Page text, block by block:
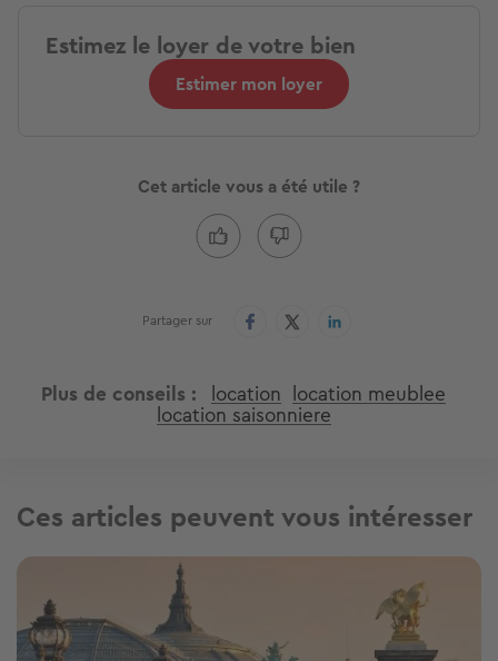
Estimez le loyer de votre bien
Estimer mon loyer
Cet article vous a été utile ?
Partager sur
Plus de conseils location location meublee
location saisonniere
Ces articles peuvent vous intéresser
Image